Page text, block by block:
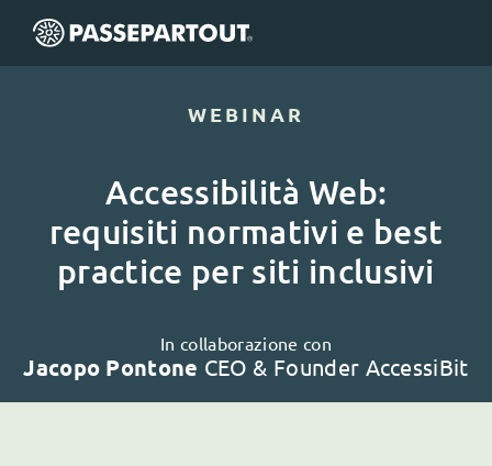
WEBINAR
Accessibilità Web:
requisiti normativi e best
practice per siti inclusivi
In collaborazione con
Jacopo Pontone CEO & Founder AccessiBit